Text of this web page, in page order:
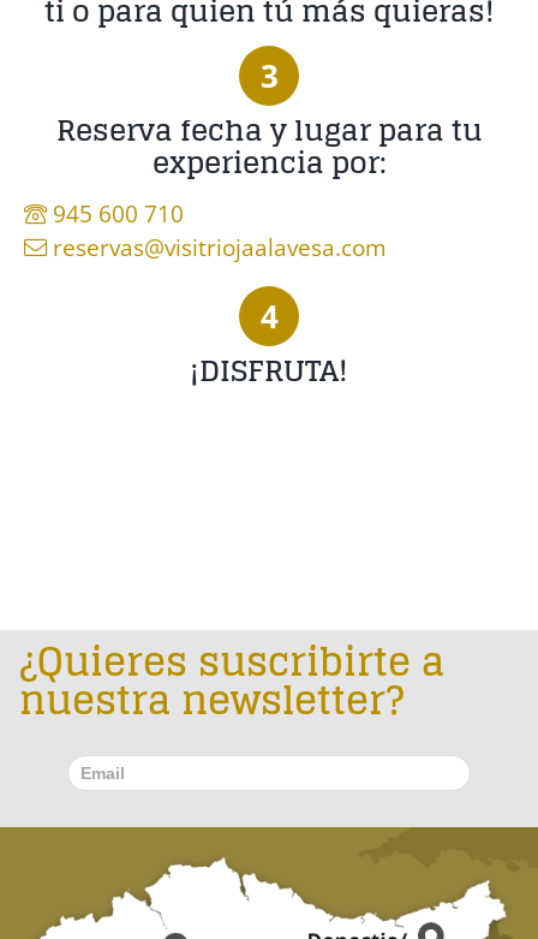
ti o para quien tú más quieras!
3
Reserva fecha y lugar para tu
experiencia por:
945 600 710
reservas@visitriojaalavesa.com
4
¡DISFRUTA!
¿Quieres suscribirte a
nuestra newsletter?